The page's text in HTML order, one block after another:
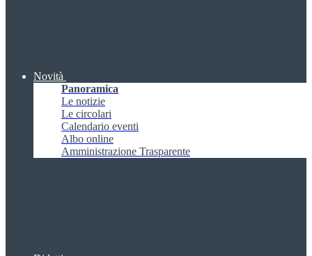
Novità
Panoramica
Le notizie
Le circolari
Calendario eventi
Albo online
Amministrazione Trasparente